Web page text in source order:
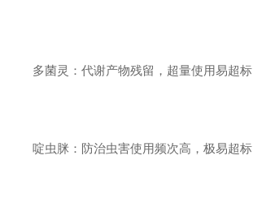
多菌灵：代谢产物残留，超量使用易超标
啶虫脒：防治虫害使用频次高，极易超标